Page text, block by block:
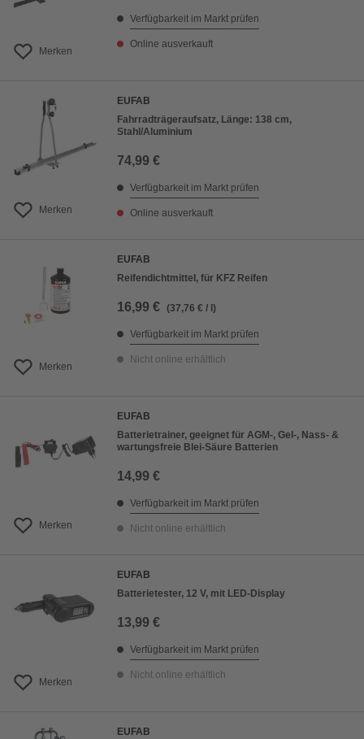
Merken
Verfügbarkeit im Markt prüfen
Online ausverkauft
Merken
EUFAB
Fahrradträgeraufsatz, Länge: 138 cm,
Stahl/Aluminium
74,99 €
Verfügbarkeit im Markt prüfen
Online ausverkauft
Merken
EUFAB
Reifendichtmittel, für KFZ Reifen
16,99 € (37,76 € / l)
Verfügbarkeit im Markt prüfen
Nicht online erhältlich
Merken
EUFAB
Batterietrainer, geeignet für AGM-, Gel-, Nass- &
wartungsfreie Blei-Säure Batterien
14,99 €
Verfügbarkeit im Markt prüfen
Nicht online erhältlich
Merken
EUFAB
Batterietester, 12 V, mit LED-Display
13,99 €
Verfügbarkeit im Markt prüfen
Nicht online erhältlich
EUFAB